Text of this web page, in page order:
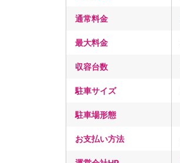
通常料金
最大料金
収容台数
駐車サイズ
駐車場形態
お支払い方法